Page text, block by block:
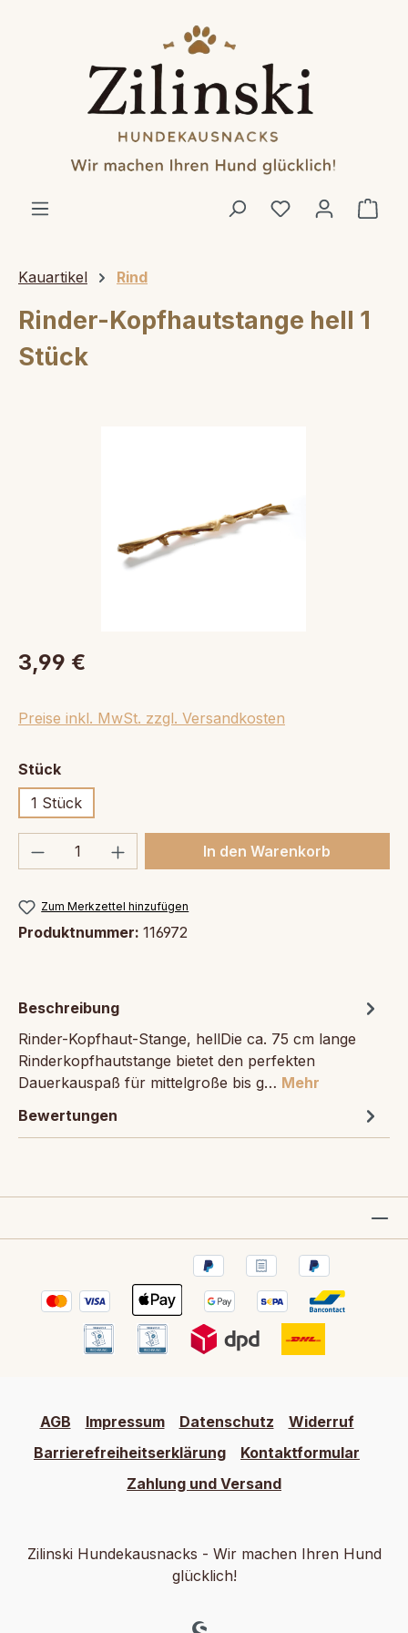
Kauartikel Rind
Rinder-Kopfhautstange hell 1
Stück
3,99 €
Preise inkl. MwSt. zzgl. Versandkosten
Stückauswählen
1 Stück
Produkt Anzahl: Gib denIn den Warenkorb
Zum Merkzettel hinzufügen
Produktnummer: 116972
Beschreibung
Rinder-Kopfhaut-Stange, hellDie ca. 75 cm lange
Rinderkopfhautstange bietet den perfekten
Dauerkauspaß für mittelgroße bis g… Mehr
Bewertungen
AGB Impressum Datenschutz
Widerruf
Barrierefreiheitserklärung
Kontaktformular
Zahlung und Versand
Zilinski Hundekausnacks - Wir machen Ihren Hund
glücklich!